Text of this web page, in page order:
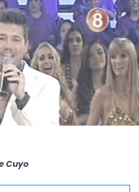
Cuyo